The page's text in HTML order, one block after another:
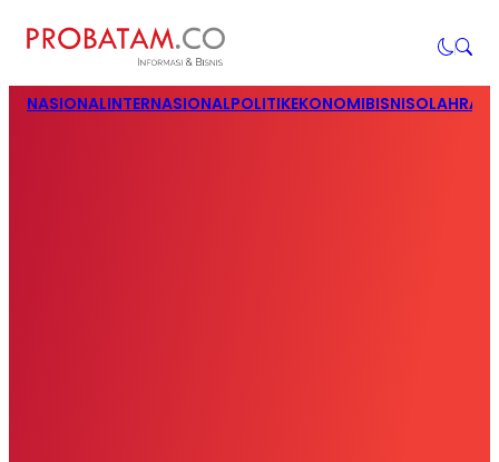
NASIONALINTERNASIONALPOLITIKEKONOMIBISNIS